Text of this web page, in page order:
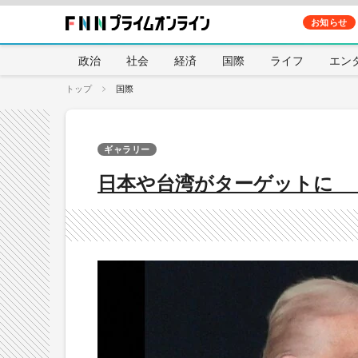
お知らせ
政治 社会 経済 国際 ライフ エン
トップ 国際
日本や台湾がターゲットに
ギャラリー